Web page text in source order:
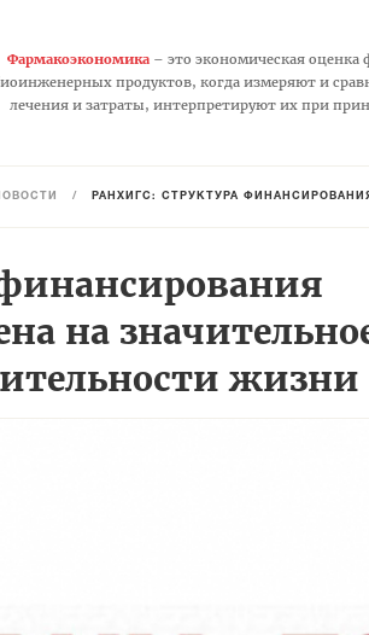
Фармакоэкономика– это экономическая оценка
продуктов, когда измеряют и
лечения и затраты, интерпретируют их при
/ РАНХИГС: СТРУКТУРА ФИНАНСИРОВАНИЯ
на
жизни